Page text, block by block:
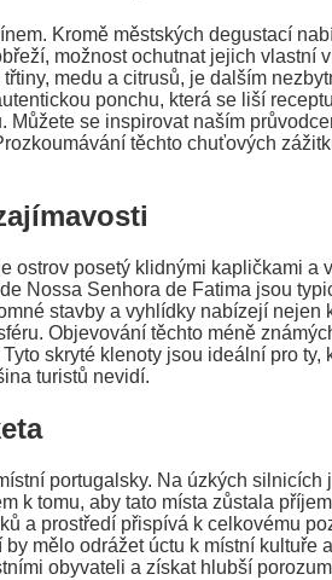
Kromě městských degustací
možnost ochutnat jejich vlastní
medu a citrusů, je dalším
ponchu, která se liší
Můžete se inspirovat naším
těchto chuťových
ostrov posetý klidnými kapličkami
Nossa Senhora de Fatima jsou
stavby a vyhlídky nabízejí
Objevování těchto méně
skryté klenoty jsou ideální pro
turistů nevidí.
portugalsky. Na úzkých
k tomu, aby tato místa zůstala
a prostředí přispívá k celkovému
mělo odrážet úctu k místní kultuře
obyvateli a získat hlubší